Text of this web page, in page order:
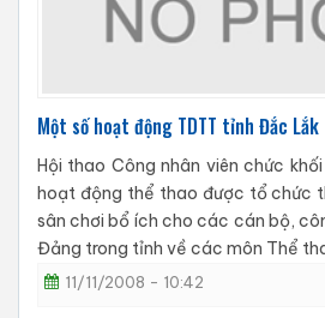
Một số hoạt động TDTT tỉnh Đắc Lắk
Hội thao Công nhân viên chức
hoạt động thể thao được tổ chức
sân chơi bổ ích cho các cán bộ,
Đảng trong tỉnh về các môn Thể
11/11/2008 - 10:42